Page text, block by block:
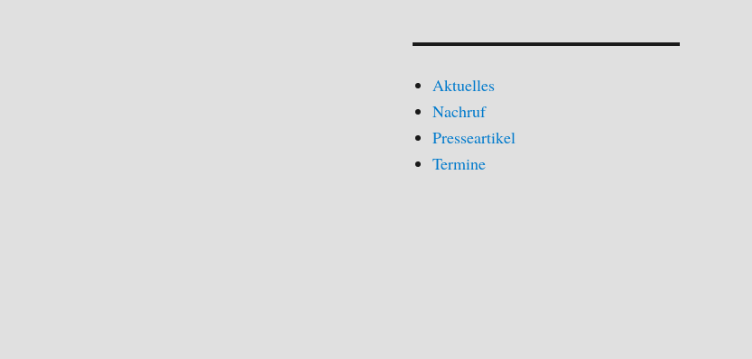
Aktuelles
Nachruf
Presseartikel
Termine